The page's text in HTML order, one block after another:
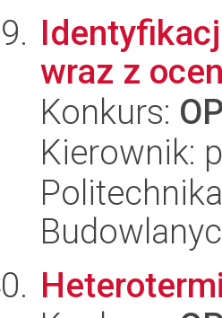
wraz z
Konkurs:
Kierownik: